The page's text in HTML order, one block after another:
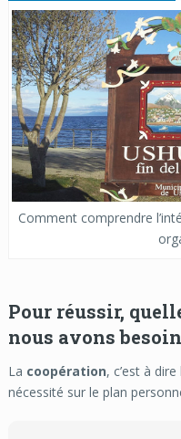
Comment comprendre
Pour réussir,
nous avons
La coopération, c’est à dire
nécessité sur le plan